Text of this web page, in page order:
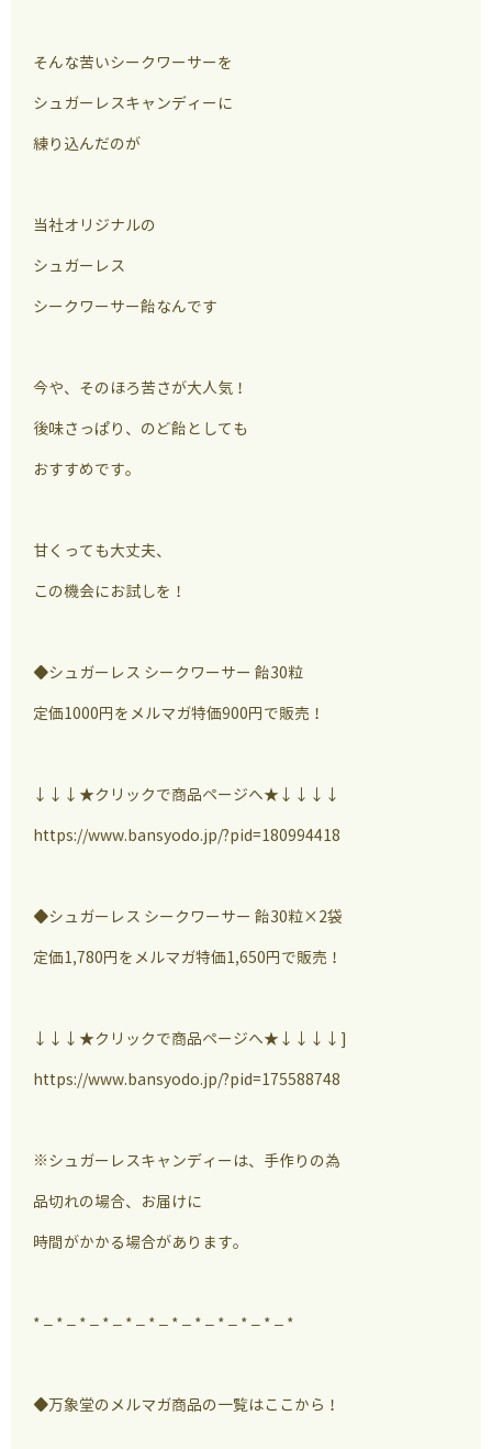
そんな苦いシークワーサーを
シュガーレスキャンディーに
練り込んだのが
当社オリジナルの
シュガーレス
シークワーサー飴なんです
今や、そのほろ苦さが大人気！
後味さっぱり、のど飴としても
おすすめです。
甘くっても大丈夫、
この機会にお試しを！
◆シュガーレス シークワーサー 飴30粒
定価1000円をメルマガ特価900円で販売！
↓↓↓★クリックで商品ページへ★↓↓↓↓
https://www.bansyodo.jp/?pid=180994418
◆シュガーレス シークワーサー 飴30粒×2袋
定価1,780円をメルマガ特価1,650円で販売！
↓↓↓★クリックで商品ページへ★↓↓↓↓]
https://www.bansyodo.jp/?pid=175588748
※シュガーレスキャンディーは、手作りの為
品切れの場合、お届けに
時間がかかる場合があります。
* – * – * – * – * – * – * – * – * – * – * – *
◆万象堂のメルマガ商品の一覧はここから！